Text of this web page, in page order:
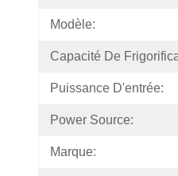
Modèle:
Capacité De
Puissance D'entrée:
Power Source:
Marque: